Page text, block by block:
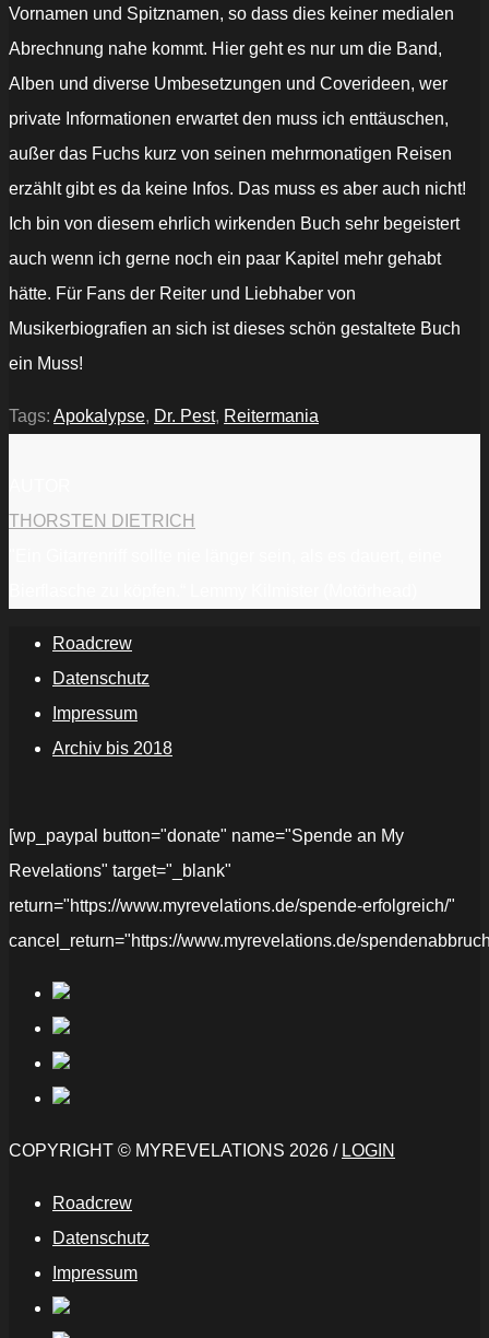
Vornamen und Spitznamen, so dass dies keiner medialen
Abrechnung nahe kommt. Hier geht es nur um die Band,
Alben und diverse Umbesetzungen und Coverideen, wer
private Informationen erwartet den muss ich enttäuschen,
außer das Fuchs kurz von seinen mehrmonatigen Reisen
erzählt gibt es da keine Infos. Das muss es aber auch nicht!
Ich bin von diesem ehrlich wirkenden Buch sehr begeistert
auch wenn ich gerne noch ein paar Kapitel mehr gehabt
hätte. Für Fans der Reiter und Liebhaber von
Musikerbiografien an sich ist dieses schön gestaltete Buch
ein Muss!
Tags: Apokalypse, Dr. Pest, Reitermania
THORSTEN DIETRICH
Roadcrew
Datenschutz
Impressum
Archiv bis 2018
[wp_paypal button="donate" name="Spende an My
Revelations" target="_blank"
return="https://www.myrevelations.de/spende-erfolgreich/"
cancel_return="https://www.myrevelations.de/
COPYRIGHT © MYREVELATIONS 2026 / LOGIN
Roadcrew
Datenschutz
Impressum